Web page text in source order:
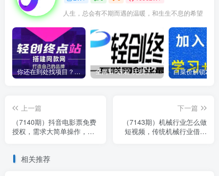
人生，总会有不期而遇的温暖，和生生不息的希望
你还在到处找项目？还在当韭菜？我靠卖项目一个月收入5万+，曾经我也是个失败者。 全网VIP课程 无损下载~
上一篇
（7140期）抖音电影票免费
授权，需求大简单操作，月
下一篇
（7143期）机械行业怎么做
短视频，传统机械行业借助
相关推荐